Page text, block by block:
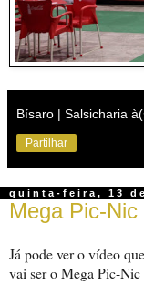
Bísaro | Salsicharia
Partilhar
quinta-feira, 13
Mega Pic-Nic
Já pode ver o vídeo
vai ser o Mega Pic-